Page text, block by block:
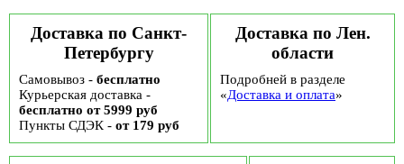
Доставка по Санкт-
Петербургу
Самовывоз - бесплатно
Курьерская доставка -
бесплатно от 5999 руб
Пункты СДЭК - от 179 руб
Доставка по Лен.
области
Подробней в разделе
«Доставка и оплата»